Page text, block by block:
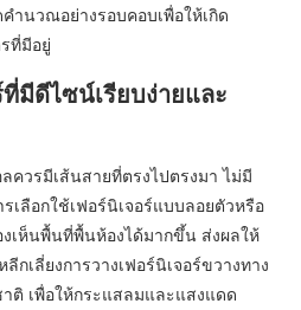
ำนวณอย่างรอบคอบเพื่อให้เกิด
ที่มีอยู่
ที่มีดีไซน์เรียบง่ายและ
ควรมีเส้นสายที่ตรงไปตรงมา ไม่มี
ลือกใช้เฟอร์นิเจอร์แบบลอยตัวหรือ
เห็นพื้นที่พื้นห้องได้มากขึ้น ส่งผลให้
กเลี่ยงการวางเฟอร์นิเจอร์ขวางทาง
ติ เพื่อให้กระแสลมและแสงแดด